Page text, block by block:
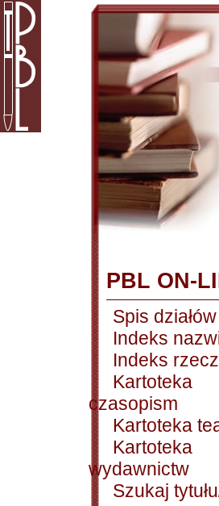
PBL ON-
Spis działów
Indeks
Indeks
Kartoteka
czasopism
Kartoteka
Kartoteka
wydawnictw
Szukaj